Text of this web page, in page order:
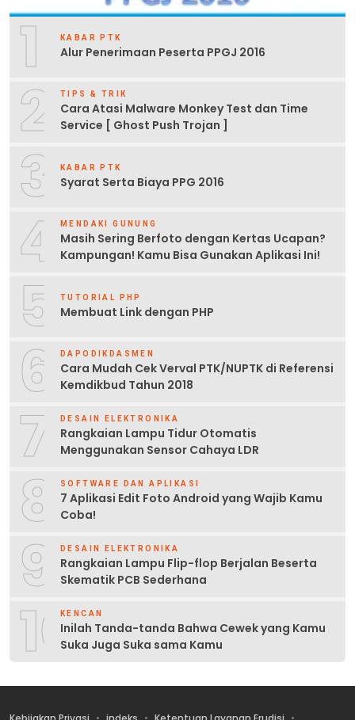
1 KABAR PTK
Alur Penerimaan Peserta PPGJ 2016
2 TIPS & TRIK
Cara Atasi Malware Monkey Test dan Time
Service [ Ghost Push Trojan ]
3 KABAR PTK
Syarat Serta Biaya PPG 2016
4 MENDAKI GUNUNG
Masih Sering Berfoto dengan Kertas Ucapan?
Kampungan! Kamu Bisa Gunakan Aplikasi Ini!
5 TUTORIAL PHP
Membuat Link dengan PHP
6 DAPODIKDASMEN
Cara Mudah Cek Verval PTK/NUPTK di Referensi
Kemdikbud Tahun 2018
7 DESAIN ELEKTRONIKA
Rangkaian Lampu Tidur Otomatis
Menggunakan Sensor Cahaya LDR
8 SOFTWARE DAN APLIKASI
7 Aplikasi Edit Foto Android yang Wajib Kamu
Coba!
9 DESAIN ELEKTRONIKA
Rangkaian Lampu Flip-flop Berjalan Beserta
Skematik PCB Sederhana
10KENCAN
Inilah Tanda-tanda Bahwa Cewek yang Kamu
Suka Juga Suka sama Kamu